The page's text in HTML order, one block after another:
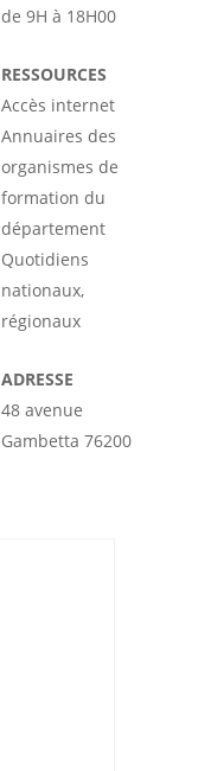
de 9H à 18H00
RESSOURCES
Accès internet
Annuaires des
organismes de
formation du
département
Quotidiens
nationaux,
régionaux
ADRESSE
48 avenue
Gambetta 76200